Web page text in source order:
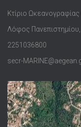
Κτίριο
Λόφος
2251036800
secr-